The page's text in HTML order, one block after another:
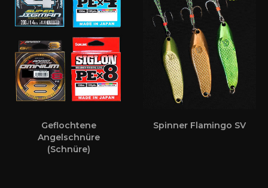
Geflochtene
Angelschnüre
(Schnüre)
Spinner Flamingo SV